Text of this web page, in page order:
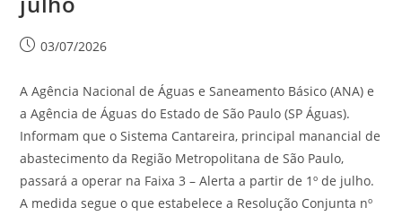
03/07/2026
A Agência Nacional de Águas e Saneamento Básico (ANA) e
a Agência de Águas do Estado de São Paulo (SP Águas).
Informam que o Sistema Cantareira, principal manancial de
abastecimento da Região Metropolitana de São Paulo,
passará a operar na Faixa 3 – Alerta a partir de 1º de julho.
A medida segue o que estabelece a Resolução Conjunta nº